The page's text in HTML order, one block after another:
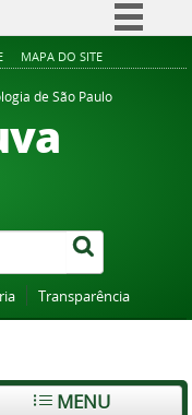
Simplifique!
Comunica BR
à informação
Canais
MAPA DO SITE
de São Paulo
Transparência
MENU